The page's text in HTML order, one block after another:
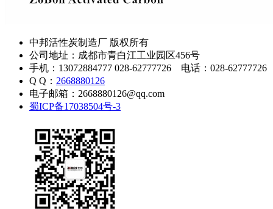
中邦活性炭制造厂 版权所有
公司地址：成都市青白江工业园区456号
手机：13072884777 028-62777726 电话：028-62777726
Q Q： 2668880126
电子邮箱：2668880126@qq.com
蜀ICP备17038504号-3